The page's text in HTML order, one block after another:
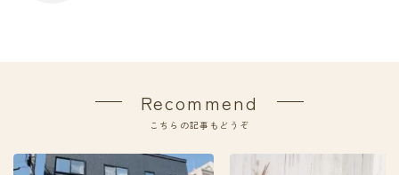
Recommend
こちらの記事もどうぞ